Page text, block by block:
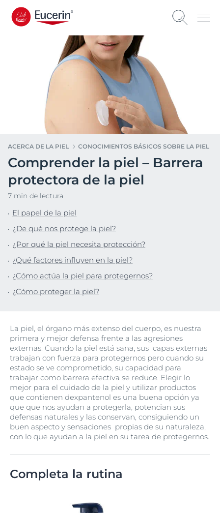
ACERCA DE LA PIEL CONOCIMIENTOS BÁSICOS SOBRE LA PIEL
Comprender la piel – Barrera
protectora de la piel
7 min de lectura
El papel de la piel
¿De qué nos protege la piel?
¿Por qué la piel necesita protección?
¿Qué factores influyen en la piel?
¿Cómo actúa la piel para protegernos?
¿Cómo proteger la piel?
La piel, el órgano más extenso del cuerpo, es nuestra
primera y mejor defensa frente a las agresiones
externas. Cuando la piel está sana, sus capas externas
trabajan con fuerza para protegernos pero cuando su
estado se ve comprometido, su capacidad para
trabajar como barrera efectiva se reduce. Elegir lo
mejor para el cuidado de la piel y utilizar productos
que contienen dexpantenol es una buena opción ya
que que nos ayudan a protegerla, potencian sus
defensas naturales y las conservan, consiguiendo un
buen aspecto y sensaciones propias de su naturaleza,
con lo que ayudan a la piel en su tarea de protegernos.
Completa la rutina